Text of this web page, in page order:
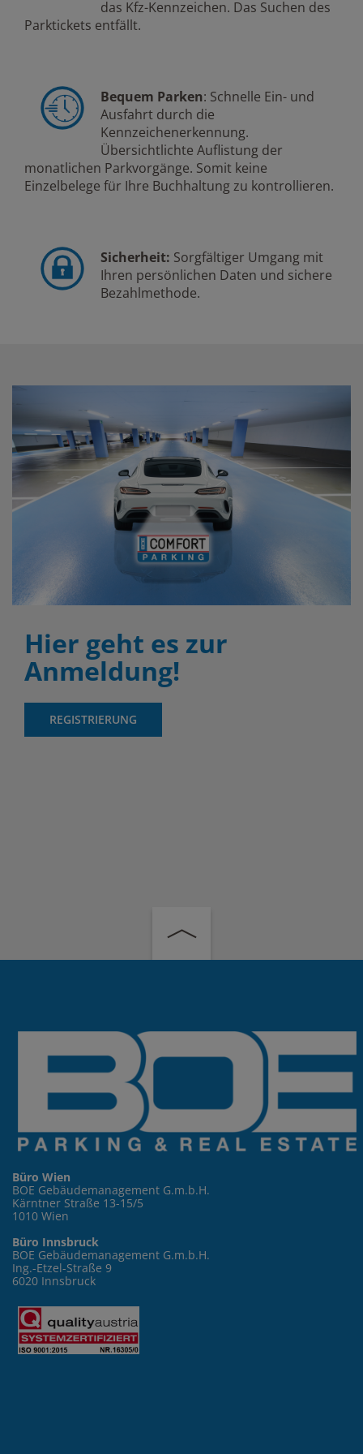
das Kfz-Kennzeichen. Das Suchen des
Parktickets entfällt.
Bequem Parken: Schnelle Ein- und
Ausfahrt durch die
Kennzeichenerkennung.
Übersichtlichte Auflistung der
monatlichen Parkvorgänge. Somit keine
Einzelbelege für Ihre Buchhaltung zu kontrollieren.
Sicherheit: Sorgfältiger Umgang mit
Ihren persönlichen Daten und sichere
Bezahlmethode.
Hier geht es zur
Anmeldung!
REGISTRIERUNG
Büro Wien
BOE Gebäudemanagement G.m.b.H.
Kärntner Straße 13-15/5
1010 Wien
Büro Innsbruck
BOE Gebäudemanagement G.m.b.H.
Ing.-Etzel-Straße 9
6020 Innsbruck